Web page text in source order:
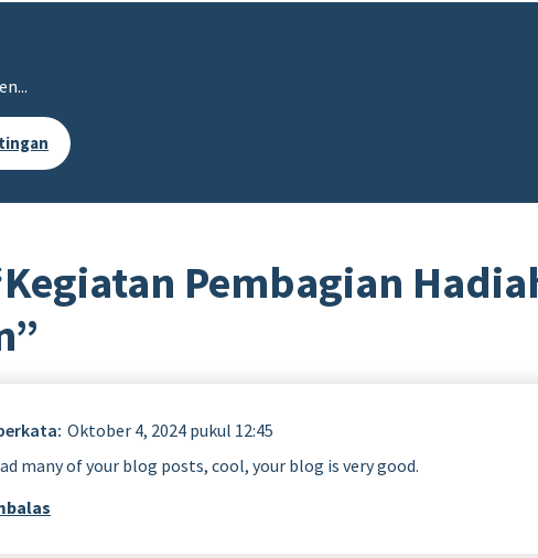
Kegiatan Pembagian
”
Oktober 4, 2024 pukul 12:45
many of your blog posts, cool, your blog is very good.